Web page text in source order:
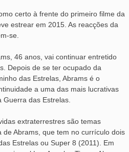
certo à frente do primeiro filme da
estrear em 2015. As reacções da
se.
46 anos, vai continuar entretido
Depois de se ter ocupado da
das Estrelas, Abrams é o
a uma das mais lucrativas
Guerra das Estrelas.
extraterrestres são temas
de Abrams, que tem no currículo dois
Estrelas ou Super 8 (2011). Em